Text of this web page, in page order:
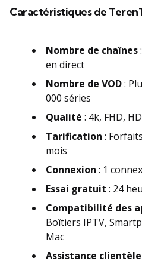
Caractéristiques de
Nombre de chaînes
en direct
Nombre de VOD:
000 séries
Qualité : 4k, FHD,
Tarification :
mois
Connexion : 1
Essai gratuit : 24
Compatibilité des
Boîtiers IPTV,
Mac
Assistance clientèle